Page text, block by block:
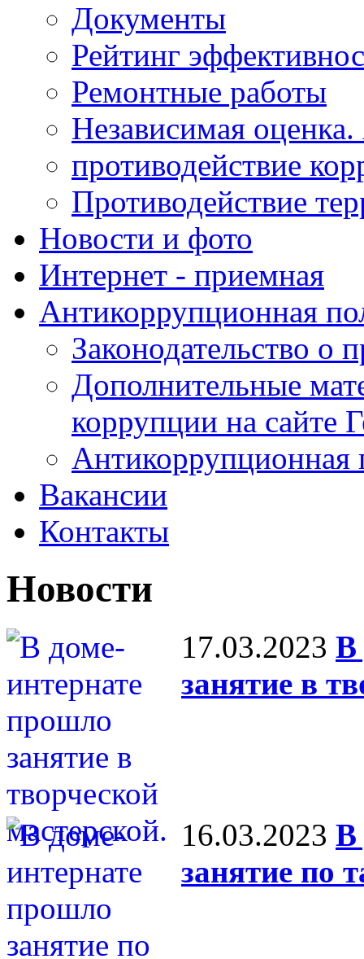
Документы
Рейтинг
Ремонтные работы
Независимая
противодействие
Противодействие
Новости и фото
Интернет - приемная
Антикоррупционная
Законодательство о
Дополнительные
коррупции на сайте
Антикоррупционная
Вакансии
Контакты
Новости
17.03.2023 В
занятие в
16.03.2023 В
занятие по